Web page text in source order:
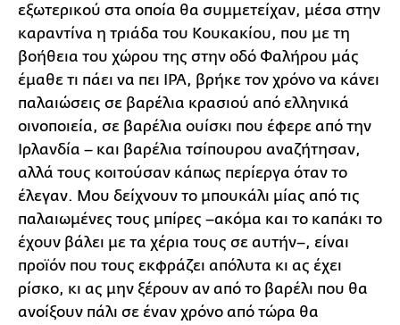
εξωτερικού στα οποία θα συμμετείχαν, μέσα στην
καραντίνα η τριάδα του Κουκακίου, που με τη
βοήθεια του χώρου της στην οδό Φαλήρου μάς
έμαθε τι πάει να πει IPA, βρήκε τον χρόνο να κάνει
παλαιώσεις σε βαρέλια κρασιού από ελληνικά
οινοποιεία, σε βαρέλια ουίσκι που έφερε από την
Ιρλανδία – και βαρέλια τσίπουρου αναζήτησαν,
αλλά τους κοιτούσαν κάπως περίεργα όταν το
έλεγαν. Μου δείχνουν το μπουκάλι μίας από τις
παλαιωμένες τους μπίρες –ακόμα και το καπάκι το
έχουν βάλει με τα χέρια τους σε αυτήν–, είναι
προϊόν που τους εκφράζει απόλυτα κι ας έχει
ρίσκο, κι ας μην ξέρουν αν από το βαρέλι που θα
ανοίξουν πάλι σε έναν χρόνο από τώρα θα